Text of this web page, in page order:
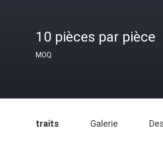
10 pièces par pièce
MOQ
traits Galerie